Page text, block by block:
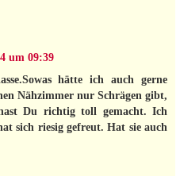
um 09:39
hätte ich auch gerne
Nähzimmer nur Schrägen gibt,
Du richtig toll gemacht. Ich
sich riesig gefreut. Hat sie auch